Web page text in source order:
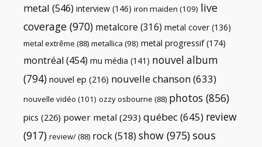
metal (546) interview (146) iron maiden (109) live
coverage (970) metalcore (316) metal cover (136)
metal extrême (88) metallica (98) metal progressif(174)
montréal (454) mu média (141) nouvel album
(794) nouvel ep (216) nouvelle chanson(633)
nouvelle vidéo (101) ozzy osbourne (88) photos (856)
pics (226) power metal (293) québec(645) review
(917) review/(88) rock(518) show (975) sous